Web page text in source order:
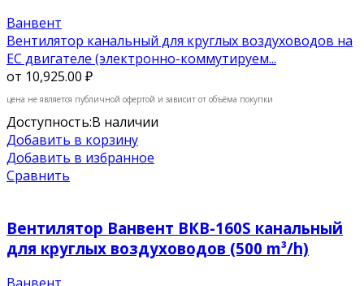
Ванвент
Вентилятор канальный для круглых воздуховодов на
ЕС двигателе (электронно-коммутируем...
от 10,925.00 ₽
цена не является публичной офертой и зависит от объёма покупки
Доступность:В наличии
Добавить в корзину
Добавить в избранное
Сравнить
Вентилятор Ванвент ВКВ-160S канальный
для круглых воздуховодов (500 m³/h)